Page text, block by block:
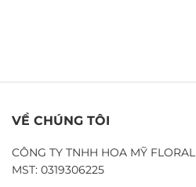
VỀ CHÚNG TÔI
CÔNG TY TNHH HOA MỸ FLORAL
MST: 0319306225